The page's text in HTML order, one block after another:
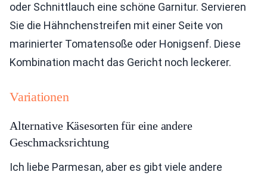
oder Schnittlauch eine schöne Garnitur. Servieren
Sie die Hähnchenstreifen mit einer Seite von
marinierter Tomatensoße oder Honigsenf. Diese
Kombination macht das Gericht noch leckerer.
Variationen
Alternative Käsesorten für eine andere
Geschmacksrichtung
Ich liebe Parmesan, aber es gibt viele andere